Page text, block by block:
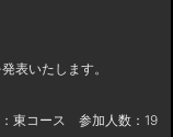
表いたします。
東コース 参加人数：19